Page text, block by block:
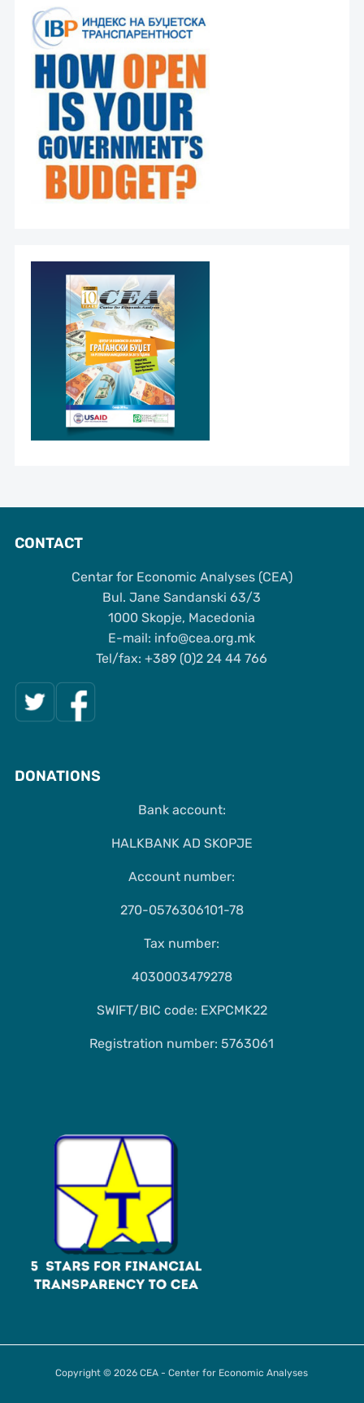
CONTACT
Centar for Economic Analyses (CEA)
Bul. Jane Sandanski 63/3
1000 Skopje, Macedonia
Е-mail: info@cea.org.mk
Tel/fax: +389 (0)2 24 44 766
DONATIONS
Bank account:
HALKBANK AD SKOPJE
Account number:
270-0576306101-78
Tax number:
4030003479278
SWIFT/BIC code: EXPCMK22
Registration number: 5763061
Copyright © 2026 CEA - Center for Economic Analyses